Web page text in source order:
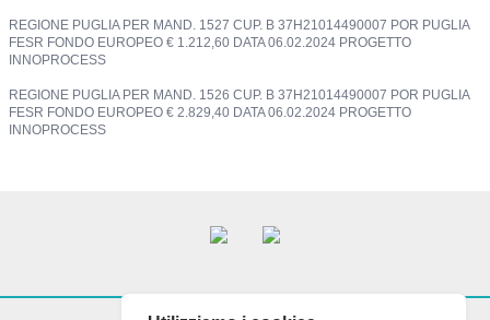
REGIONE PUGLIA PER MAND. 1527 CUP. B 37H21014490007 POR PUGLIA
FESR FONDO EUROPEO € 1.212,60 DATA 06.02.2024 PROGETTO
INNOPROCESS
REGIONE PUGLIA PER MAND. 1526 CUP. B 37H21014490007 POR PUGLIA
FESR FONDO EUROPEO € 2.829,40 DATA 06.02.2024 PROGETTO
INNOPROCESS